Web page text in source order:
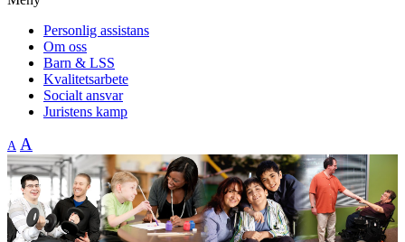
Personlig assistans
Om oss
Barn & LSS
Kvalitetsarbete
Socialt ansvar
Juristens kamp
A A